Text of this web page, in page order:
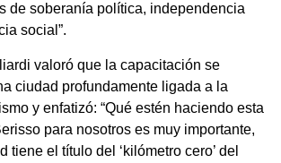
de soberanía política, independencia
social”.
valoró que la capacitación se
ciudad profundamente ligada a la
y enfatizó: “Qué estén haciendo esta
para nosotros es muy importante,
tiene el título del ‘kilómetro cero’ del